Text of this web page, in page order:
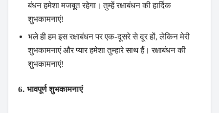
बंधन हमेशा मजबूत रहेगा। तुम्हें रक्षाबंधन की हार्दिक
शुभकामनाएं!
भले ही हम इस रक्षाबंधन पर एक-दूसरे से दूर हों, लेकिन मेरी
शुभकामनाएं और प्यार हमेशा तुम्हारे साथ हैं। रक्षाबंधन की
शुभकामनाएं!
6. भावपूर्ण शुभकामनाएं